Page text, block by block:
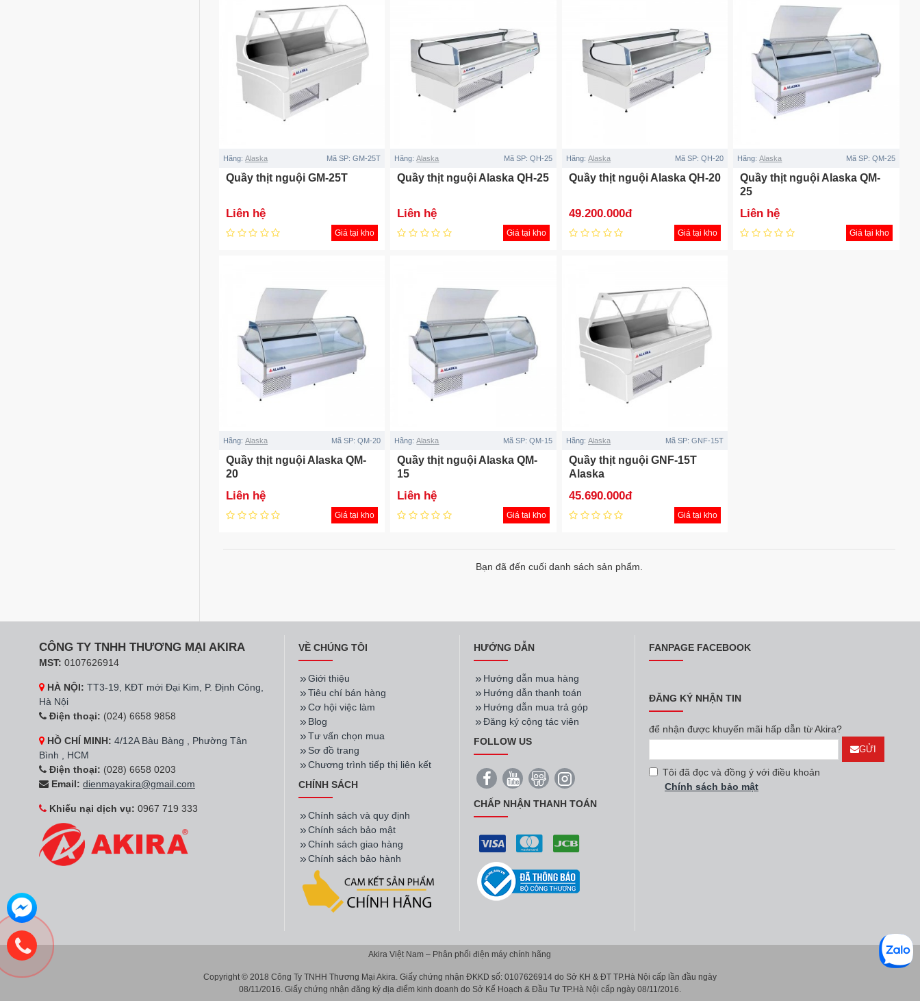
Hãng: Alaska Mã SP: GM-25T
Quầy thịt nguội GM-25T
Liên hệ
Giá tại kho
Hãng: Alaska Mã SP: QH-25
Quầy thịt nguội Alaska QH-25
Liên hệ
Giá tại kho
Hãng: Alaska Mã SP: QH-20
Quầy thịt nguội Alaska QH-20
49.200.000đ
Giá tại kho
Hãng: Alaska Mã SP: QM-25
Quầy thịt nguội Alaska QM-
25
Liên hệ
Giá tại kho
Hãng: Alaska Mã SP: QM-20
Quầy thịt nguội Alaska QM-
20
Liên hệ
Giá tại kho
Hãng: Alaska Mã SP: QM-15
Quầy thịt nguội Alaska QM-
15
Liên hệ
Giá tại kho
Hãng: Alaska Mã SP: GNF-15T
Quầy thịt nguội GNF-15T
Alaska
45.690.000đ
Giá tại kho
Bạn đã đến cuối danh sách sản phẩm.
CÔNG TY TNHH THƯƠNG MẠI AKIRA
MST: 0107626914
HÀ NỘI: TT3-19, KĐT mới Đại Kim, P. Định Công,
Hà Nội
Điện thoại: (024) 6658 9858
HỒ CHÍ MINH: 4/12A Bàu Bàng , Phường Tân
Bình , HCM
Điện thoại: (028) 6658 0203
Email: dienmayakira@gmail.com
Khiếu nại dịch vụ: 0967 719 333
VỀ CHÚNG TÔI
Giới thiệu
Tiêu chí bán hàng
Cơ hội việc làm
Blog
Tư vấn chọn mua
Sơ đồ trang
Chương trình tiếp thị liên kết
CHÍNH SÁCH
Chính sách và quy định
Chính sách bảo mật
Chính sách giao hàng
Chính sách bảo hành
HƯỚNG DẪN
Hướng dẫn mua hàng
Hướng dẫn thanh toán
Hướng dẫn mua trả góp
Đăng ký cộng tác viên
FOLLOW US
CHẤP NHẬN THANH TOÁN
FANPAGE FACEBOOK
ĐĂNG KÝ NHẬN TIN
để nhận được khuyến mãi hấp dẫn từ Akira?
GỬI
Tôi đã đọc và đồng ý với điều khoản
Chính sách bảo mật
Akira Việt Nam – Phân phối điện máy chính hãng
Copyright © 2018 Công Ty TNHH Thương Mại Akira. Giấy chứng nhận ĐKKD số: 0107626914 do Sở KH & ĐT TP.Hà Nội cấp lần đầu ngày
08/11/2016. Giấy chứng nhận đăng ký địa điểm kinh doanh do Sở Kế Hoạch & Đầu Tư TP.Hà Nội cấp ngày 08/11/2016.